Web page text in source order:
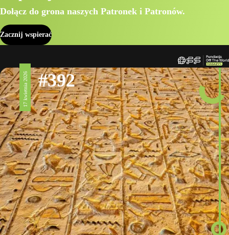
Dołącz do grona naszych Patronek i Patronów.
Zacznij wspierać
17 kwietnia 2026 #392